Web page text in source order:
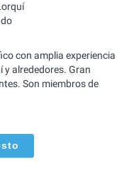
con amplia experiencia
y alrededores. Gran
Son miembros de